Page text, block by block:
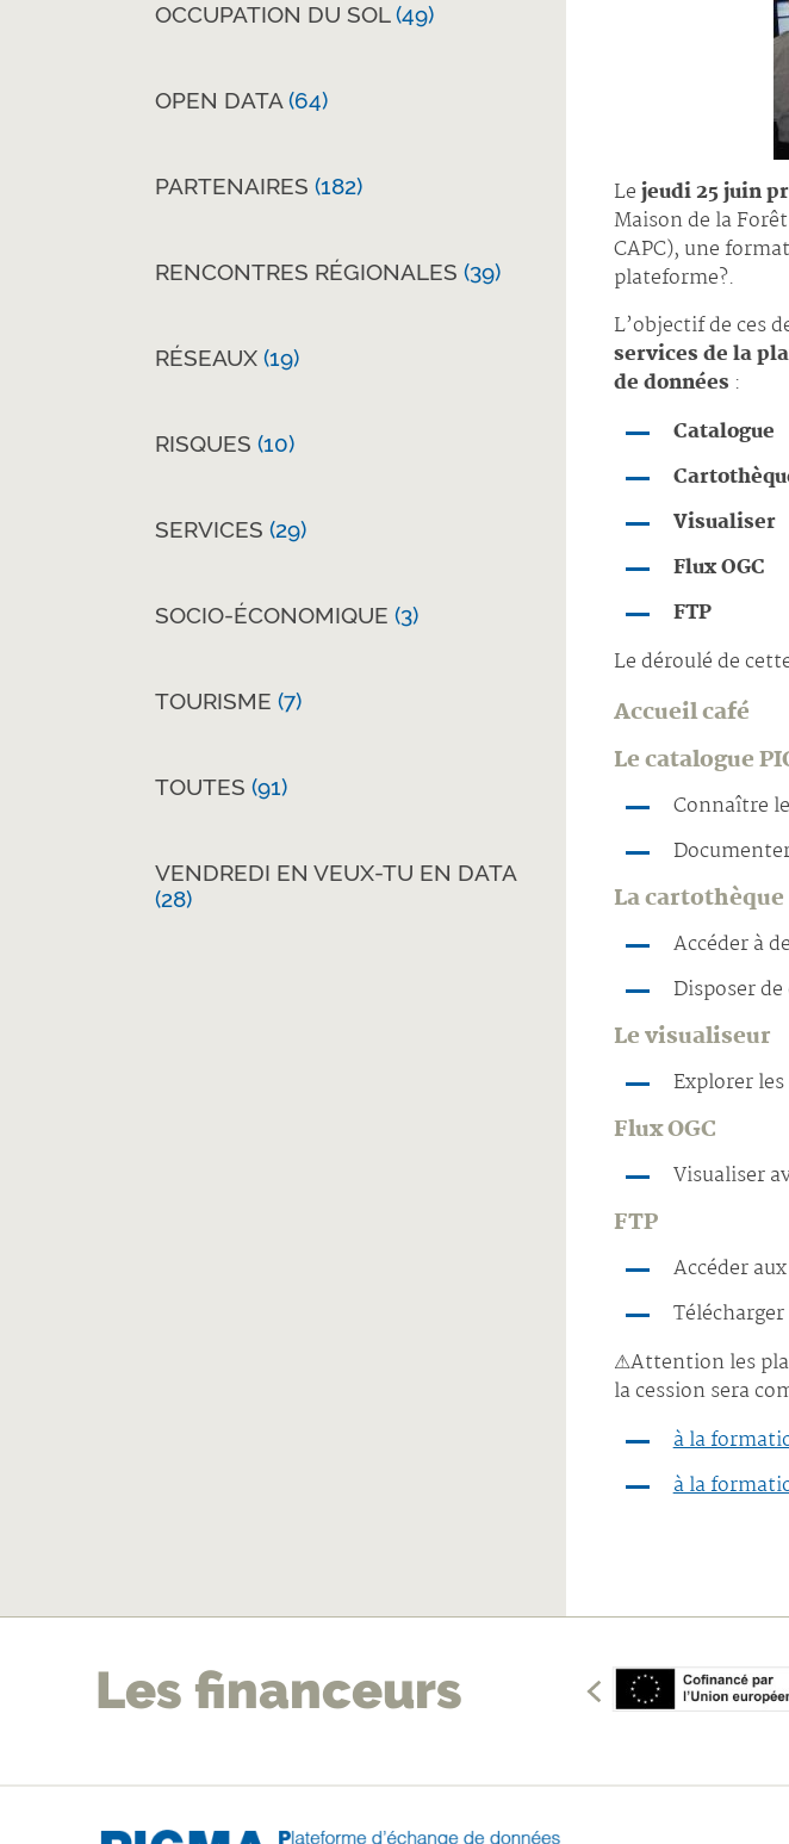
OCCUPATION DU SOL(49)
OPEN DATA (64)
PARTENAIRES (182)
RENCONTRES RÉGIONALES (39)
RÉSEAUX (19)
RISQUES (10)
SERVICES (29)
SOCIO-ÉCONOMIQUE (3)
TOURISME (7)
TOUTES (91)
VENDREDI EN VEUX-TU EN DATA
(28)
Lejeudi 25 juin
Maison de la
CAPC), une
plateforme?.
L’objectif de ces
services de la
de données :
Catalogue
Visualiser
Flux OGC
FTP
Le déroulé de
Accueil café
Le catalogue
Connaître
La cartothèque
Accéder à
Disposer
Le visualiseur
Explorer
Flux OGC
Visualiser
FTP
Accéder
⚠Attention les
la cession sera
à la
à la
Les financeurs Afficher